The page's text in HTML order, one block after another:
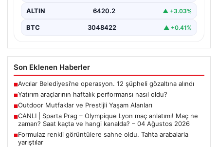
ALTIN 6420.2 ▲ +3.03%
BTC 3048422 ▲ +0.41%
Son Eklenen Haberler
■Avcılar Belediyesi’ne operasyon. 12 şüpheli gözaltına alındı
■Yatırım araçlarının haftalık performansı nasıl oldu?
■Outdoor Mutfaklar ve Prestijli Yaşam Alanları
■CANLI | Sparta Prag – Olympique Lyon maç anlatımı! Maç ne
zaman? Saat kaçta ve hangi kanalda? – 04 Ağustos 2026
■Formulaz renkli görüntülere sahne oldu. Tahta arabalarla
yarıştılar